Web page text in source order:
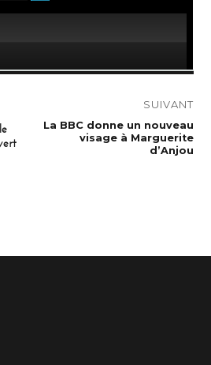
SUIVANT
Publication
suivante :
La BBC donne un nouveau
visage à Marguerite
d’Anjou